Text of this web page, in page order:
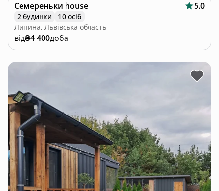
Семереньки house 5.0
2 будинки
10 осіб
Липина, Львівська область
від₴4 400доба